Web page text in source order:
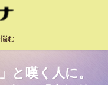
悩む
と嘆く人に。